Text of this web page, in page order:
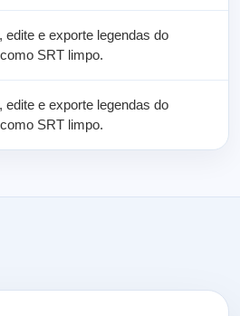
edite e exporte legendas do
SRT limpo.
edite e exporte legendas do
SRT limpo.